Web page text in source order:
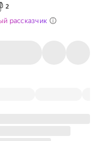
2
рассказчик